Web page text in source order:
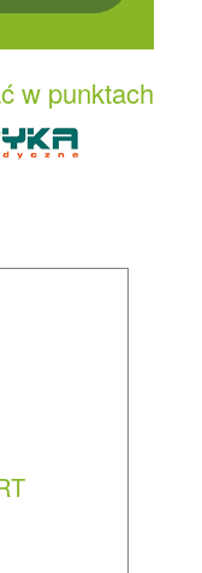
w punktach